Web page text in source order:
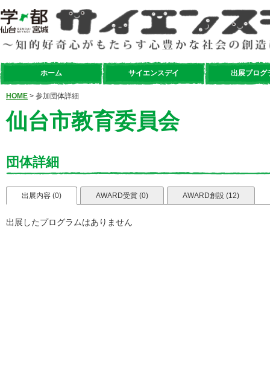
ホーム サイエンスデイ 出展プログ
HOME > 参加団体詳細
仙台市教育委員会
団体詳細
出展内容 (0) AWARD受賞 (0) AWARD創設 (12)
出展したプログラムはありません